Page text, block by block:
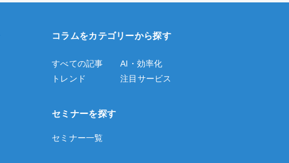
コラムをカテゴリーから探す
すべての記事
AI・効率化
トレンド
注目サービス
セミナーを探す
セミナー一覧